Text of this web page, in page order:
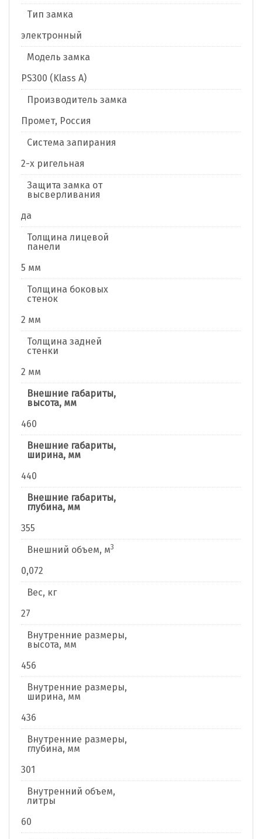
Тип замка
электронный
Модель замка
PS300 (Klass A)
Производитель замка
Промет, Россия
Система запирания
2-х ригельная
Защита замка от
высверливания
да
Толщина лицевой
панели
5 мм
Толщина боковых
стенок
2 мм
Толщина задней
стенки
2 мм
Внешние габариты,
высота, мм
460
Внешние габариты,
ширина, мм
440
Внешние габариты,
глубина, мм
355
Внешний объем, м3
0,072
Вес, кг
27
Внутренние размеры,
высота, мм
456
Внутренние размеры,
ширина, мм
436
Внутренние размеры,
глубина, мм
301
Внутренний объем,
литры
60